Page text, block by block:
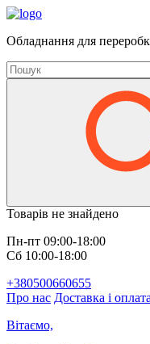
Обладнання для
Товарів не знайдено
Пн-пт 09:00-18:00
Сб 10:00-18:00
+380500660655
Про нас Доставка і оплата
Вітаємо,